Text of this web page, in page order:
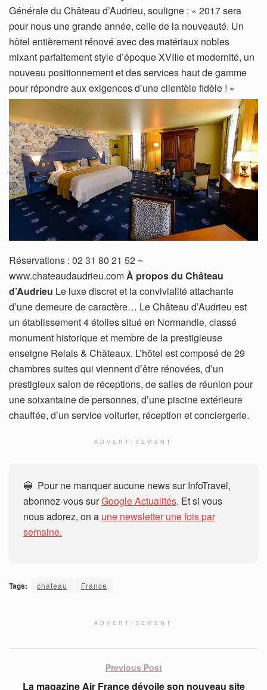
Générale du Château d’Audrieu, souligne : « 2017 sera
pour nous une grande année, celle de la nouveauté. Un
hôtel entièrement rénové avec des matériaux nobles
mixant parfaitement style d’époque XVIIIe et modernité, un
nouveau positionnement et des services haut de gamme
pour répondre aux exigences d’une clientèle fidèle ! »
Réservations : 02 31 80 21 52 ~
www.chateaudaudrieu.comÀ propos du Château
d’Audrieu Le luxe discret et la convivialité attachante
d’une demeure de caractère… Le Château d’Audrieu est
un établissement 4 étoiles situé en Normandie, classé
monument historique et membre de la prestigieuse
enseigne Relais & Châteaux. L’hôtel est composé de 29
chambres suites qui viennent d’être rénovées, d’un
prestigieux salon de réceptions, de salles de réunion pour
une soixantaine de personnes, d’une piscine extérieure
chauffée, d’un service voiturier, réception et conciergerie.
ADVERTISEMENT
🔵 Pour ne manquer aucune news sur InfoTravel,
abonnez-vous surGoogle Actualités. Et si vous
nous adorez, on a une newsletter une fois par
semaine.
Tags: chateau France
ADVERTISEMENT
Previous Post
La magazine Air France dévoile son nouveau site